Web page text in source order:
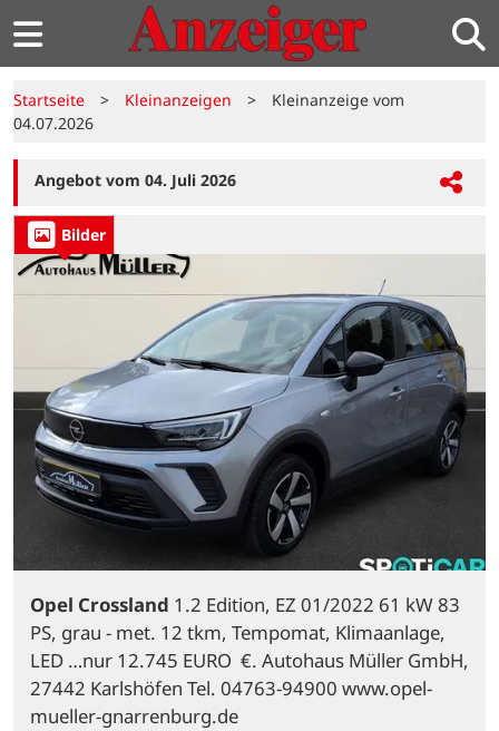
Startseite > Kleinanzeigen >
Kleinanzeige vom
04.07.2026
Angebot vom 04. Juli 2026
Bilder
Opel Crossland 1.2 Edition, EZ 01/2022 61 kW 83
PS, grau - met. 12 tkm, Tempomat, Klimaanlage,
LED …nur 12.745 EURO  €. Autohaus Müller GmbH,
27442 Karlshöfen Tel. 04763-94900 www.opel-
mueller-gnarrenburg.de